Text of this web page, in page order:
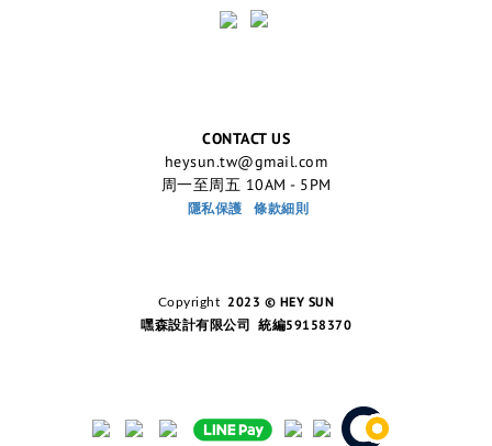
CONTACT US
heysun.tw@gmail.com
周一至周五 10AM - 5PM
隱私保護 條款細則
Copyright 2023 © HEY SUN
嘿森設計有限公司 統編59158370